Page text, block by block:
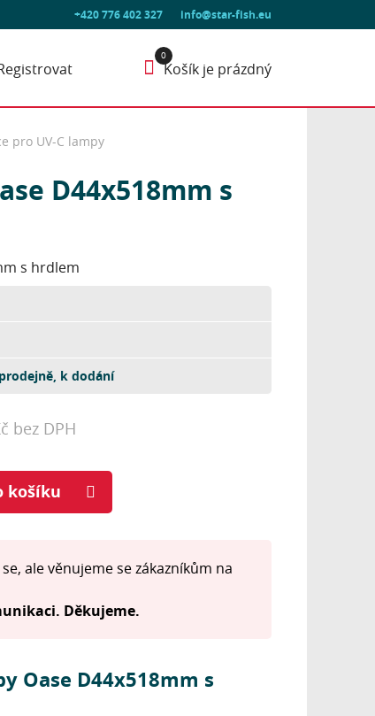
+420 776 402 327 info@star-fish.eu
Košík je prázdný
pro UV-C lampy
D44x518mm s
s hrdlem
k dodání
bez DPH
košíku
ale věnujeme se zákazníkům na
Děkujeme.
Oase D44x518mm s